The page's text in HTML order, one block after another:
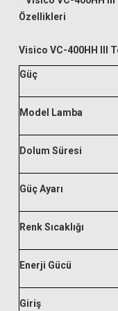
Özellikleri
Visico VC-400HH III
Güç
Model Lamba
Dolum Süresi
Güç Ayarı
Renk Sıcaklığı
Enerji Gücü
Giriş